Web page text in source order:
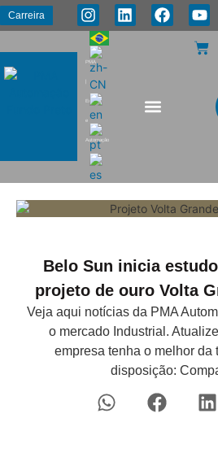
Carreira
PMA
Energia
e
Automação
Belo Sun inicia
projeto de ouro Volta
Veja aqui notícias da PMA
o mercado Industrial.
empresa tenha o melhor da
disposição: